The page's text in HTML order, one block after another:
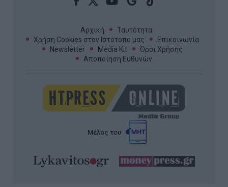
Αρχική
Ταυτότητα
Χρήση Cookies στον Ιστότοπο μας
Επικοινωνία
Newsletter
Media Kit
Όροι Χρήσης
Αποποίηση Ευθυνών
Μέλος του